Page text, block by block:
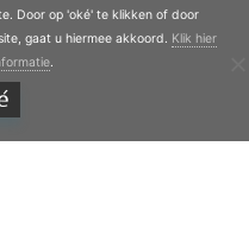
51 jaar)
Door op 'oké' te klikken of door
gaat u hiermee akkoord. Klik hier
.